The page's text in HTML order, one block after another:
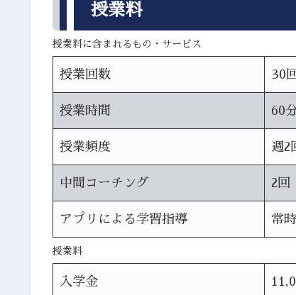
授業料
授業料に含まれるもの・サービス
授業回数 30回
授業時間 60
授業頻度 週2
中間コーチング 2回
アプリによる学習指導 常時
授業料
入学金